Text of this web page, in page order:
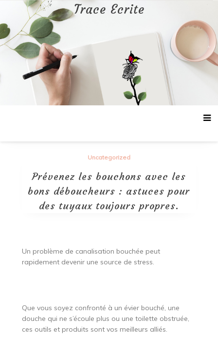
contenu
Trace Ecrite
Uncategorized
Prévenez les bouchons avec les
bons déboucheurs : astuces pour
des tuyaux toujours propres.
Un problème de canalisation bouchée peut
rapidement devenir une source de stress.
Que vous soyez confronté à un évier bouché, une
douche qui ne s’écoule plus ou une toilette obstruée,
ces outils et produits sont vos meilleurs alliés.